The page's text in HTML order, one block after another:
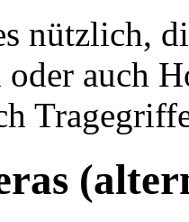
nützlich,
auch